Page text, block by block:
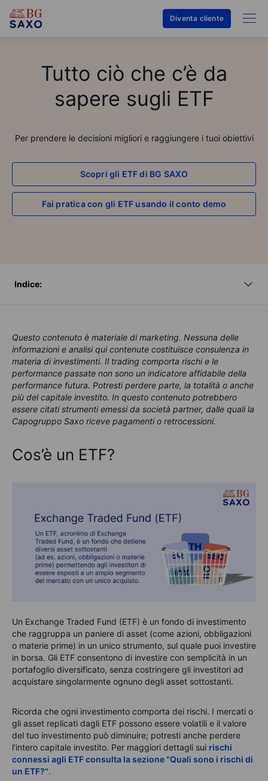
Diventa cliente
Tutto ciò che c’è da
sapere sugli ETF
Per prendere le decisioni migliori e raggiungere i tuoi obiettivi
Scopri gli ETF di BG SAXO
Fai pratica con gli ETF usando il conto demo
Indice:
Questo contenuto è materiale di marketing. Nessuna delle
informazioni e analisi qui contenute costituisce consulenza in
materia di investimenti. Il trading comporta rischi e le
performance passate non sono un indicatore affidabile della
performance futura. Potresti perdere parte, la totalità o anche
più del capitale investito. In questo contenuto potrebbero
essere citati strumenti emessi da società partner, dalle quali la
Capogruppo Saxo riceve pagamenti o retrocessioni.
Cos’è un ETF?
Un Exchange Traded Fund (ETF) è un fondo di investimento
che raggruppa un paniere di asset (come azioni, obbligazioni
o materie prime) in un unico strumento, sul quale puoi investire
in borsa. Gli ETF consentono di investire con semplicità in un
portafoglio diversificato, senza costringere gli investitori ad
acquistare singolarmente ognuno degli asset sottostanti.
Ricorda che ogni investimento comporta dei rischi. I mercati o
gli asset replicati dagli ETF possono essere volatili e il valore
del tuo investimento può diminuire; potresti anche perdere
l’intero capitale investito. Per maggiori dettagli sui rischi
connessi agli ETF consulta la sezione "Quali sono i rischi di
un ETF?".